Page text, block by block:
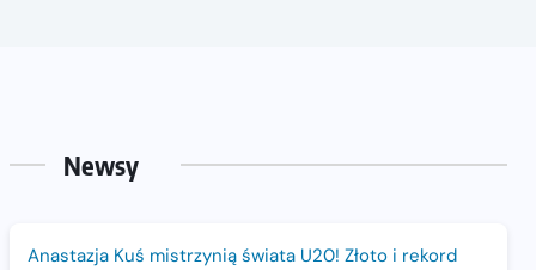
Newsy
Anastazja Kuś mistrzynią świata U20! Złoto i rekord